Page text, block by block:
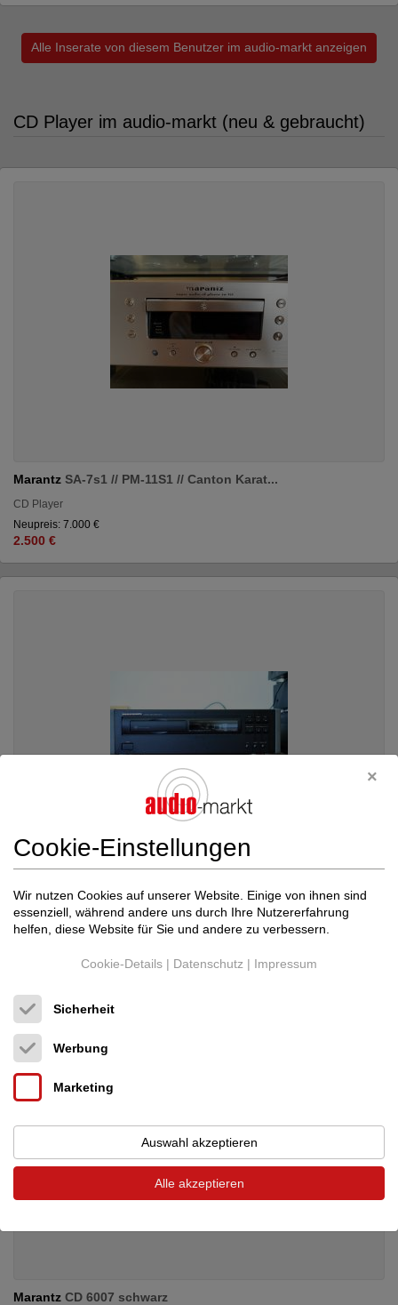
Alle Inserate von diesem Benutzer im audio-markt anzeigen
CD Player im audio-markt (neu & gebraucht)
Marantz SA-7s1 // PM-11S1 // Canton Karat...
CD Player
Neupreis: 7.000 €
2.500 €
Marantz Marantz CD 10
CD Player
Neupreis: 1.250 €
Marantz CD 6007 schwarz
Cookie-Einstellungen
Wir nutzen Cookies auf unserer Website. Einige von ihnen sind
essenziell, während andere uns durch Ihre Nutzererfahrung
helfen, diese Website für Sie und andere zu verbessern.
Cookie-Details | Datenschutz | Impressum
Sicherheit
Werbung
Marketing
Auswahl akzeptieren
Alle akzeptieren